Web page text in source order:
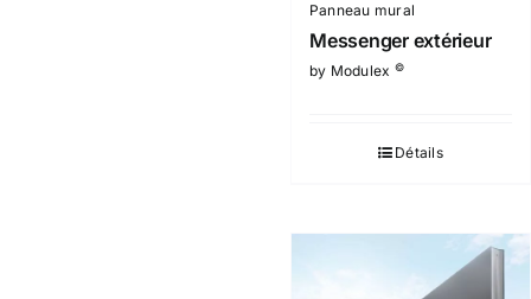
Panneau mural
Messenger extérieur
by Modulex ©
Détails